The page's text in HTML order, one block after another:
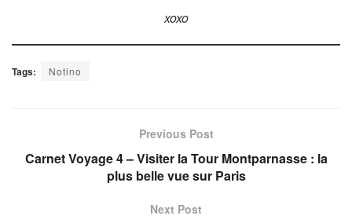
xoxo
Tags: Notino
Previous Post
Carnet Voyage 4 – Visiter la Tour Montparnasse : la
plus belle vue sur Paris
Next Post